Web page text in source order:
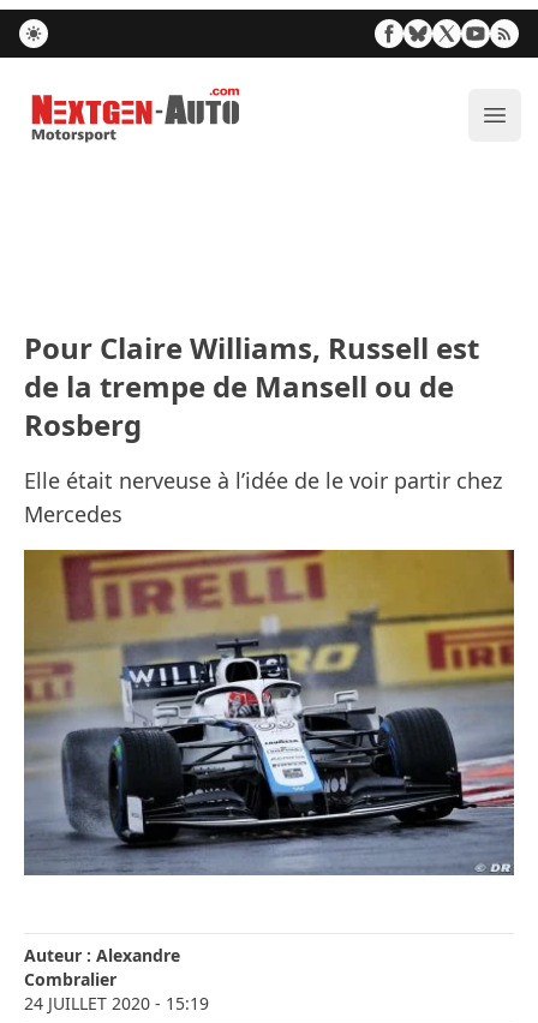
Nextgen-Auto.com
Pour Claire Williams, Russell est
de la trempe de Mansell ou de
Rosberg
Elle était nerveuse à l’idée de le voir partir chez
Mercedes
Auteur : Alexandre
Combralier
24 JUILLET 2020 - 15:19